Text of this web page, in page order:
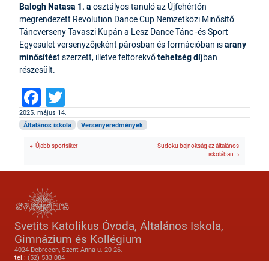
Balogh Natasa 1. a osztályos tanuló az Újfehértón
megrendezett Revolution Dance Cup Nemzetközi Minősítő
Táncverseny Tavaszi Kupán a Lesz Dance Tánc -és Sport
Egyesület versenyzőjeként párosban és formációban isarany
minősítést szerzett, illetve feltörekvőtehetség díjban
részesült.
Facebook
2025. május 14.
Általános iskola Versenyeredmények
Újabb sportsiker
Sudoku bajnokság az általános
iskolában
Svetits Katolikus Óvoda, Általános Iskola,
Gimnázium és Kollégium
4024 Debrecen, Szent Anna u. 20-26.
tel.: (52) 533 084